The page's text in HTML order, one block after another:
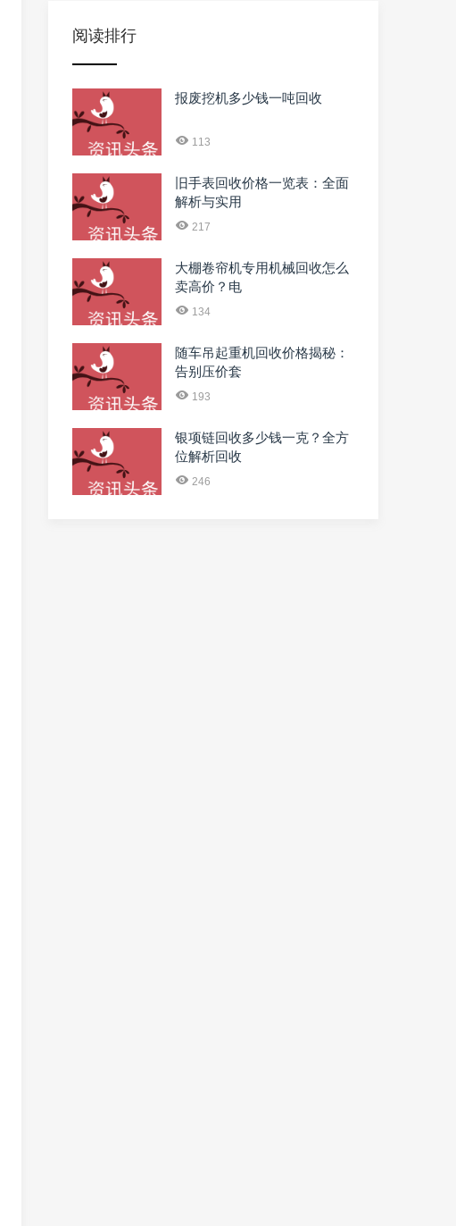
阅读排行
报废挖机多少钱一吨回收
113
旧手表回收价格一览表：全面
解析与实用
217
大棚卷帘机专用机械回收怎么
卖高价？电
134
随车吊起重机回收价格揭秘：
告别压价套
193
银项链回收多少钱一克？全方
位解析回收
246